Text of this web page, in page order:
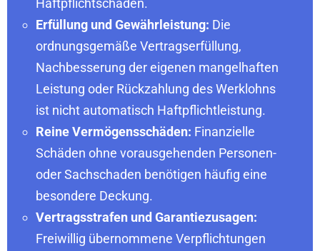
Haftpflichtschaden.
Erfüllung und Gewährleistung: Die
ordnungsgemäße Vertragserfüllung,
Nachbesserung der eigenen mangelhaften
Leistung oder Rückzahlung des Werklohns
ist nicht automatisch Haftpflichtleistung.
Reine Vermögensschäden: Finanzielle
Schäden ohne vorausgehenden Personen-
oder Sachschaden benötigen häufig eine
besondere Deckung.
Vertragsstrafen und Garantiezusagen:
Freiwillig übernommene Verpflichtungen